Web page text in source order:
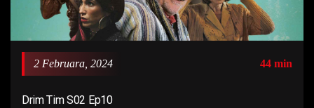
2 Februara, 2024 44 min
Drim Tim S02 Ep10